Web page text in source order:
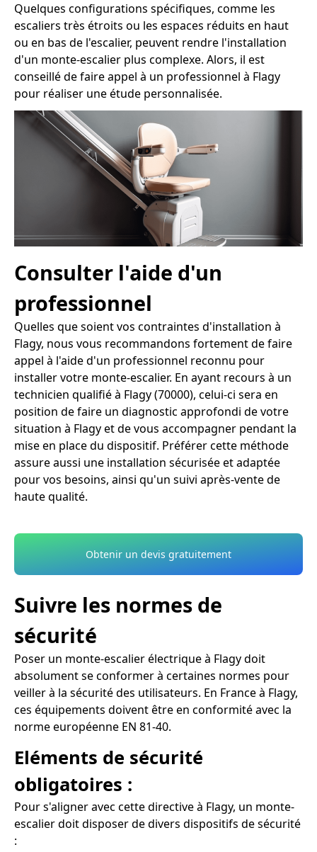
Quelques configurations spécifiques, comme les
escaliers très étroits ou les espaces réduits en haut
ou en bas de l'escalier, peuvent rendre l'installation
d'un monte-escalier plus complexe. Alors, il est
conseillé de faire appel à un professionnel à Flagy
pour réaliser une étude personnalisée.
Consulter l'aide d'un
professionnel
Quelles que soient vos contraintes d'installation à
Flagy, nous vous recommandons fortement de faire
appel à l'aide d'un professionnel reconnu pour
installer votre monte-escalier. En ayant recours à un
technicien qualifié à Flagy (70000), celui-ci sera en
position de faire un diagnostic approfondi de votre
situation à Flagy et de vous accompagner pendant la
mise en place du dispositif. Préférer cette méthode
assure aussi une installation sécurisée et adaptée
pour vos besoins, ainsi qu'un suivi après-vente de
haute qualité.
Obtenir un devis gratuitement
Suivre les normes de
sécurité
Poser un monte-escalier électrique à Flagy doit
absolument se conformer à certaines normes pour
veiller à la sécurité des utilisateurs. En France à Flagy,
ces équipements doivent être en conformité avec la
norme européenne EN 81-40.
Eléments de sécurité
obligatoires :
Pour s'aligner avec cette directive à Flagy, un monte-
escalier doit disposer de divers dispositifs de sécurité
: